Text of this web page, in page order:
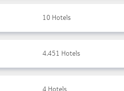
10 Hotels
4.451 Hotels
4 Hotels